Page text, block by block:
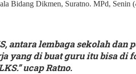
Bidang Dikmen, Suratno. MPd, Senin
antara lembaga sekolah
yang di buat guru itu bisa di
ucap Ratno.